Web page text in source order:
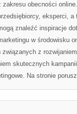
zakresu obecności
eksperci,
znaleźć inspiracje
w środowisku
związanych z
skutecznych
Na stronie